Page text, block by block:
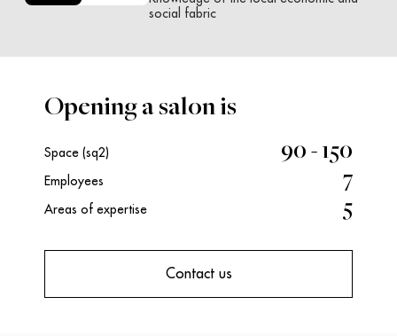
social fabric
Opening a salon is
Space (sq2) 90 - 150
Employees 7
Areas of expertise 5
Contact us